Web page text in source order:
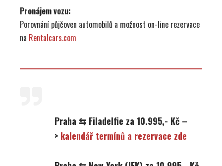
Pronájem vozu:
Porovnání půjčoven automobilů a možnost on-line rezervace
na Rentalcars.com
Praha ⇆ Filadelfie za 10.995,- Kč –
> kalendář termínů a rezervace zde